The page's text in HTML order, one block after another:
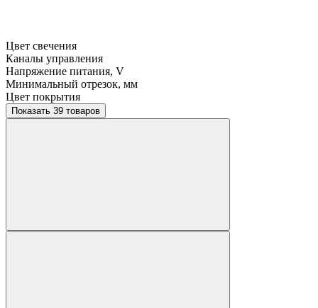
Цвет свечения
Каналы управления
Напряжение питания, V
Минимальный отрезок, мм
Цвет покрытия
Показать 39 товаров